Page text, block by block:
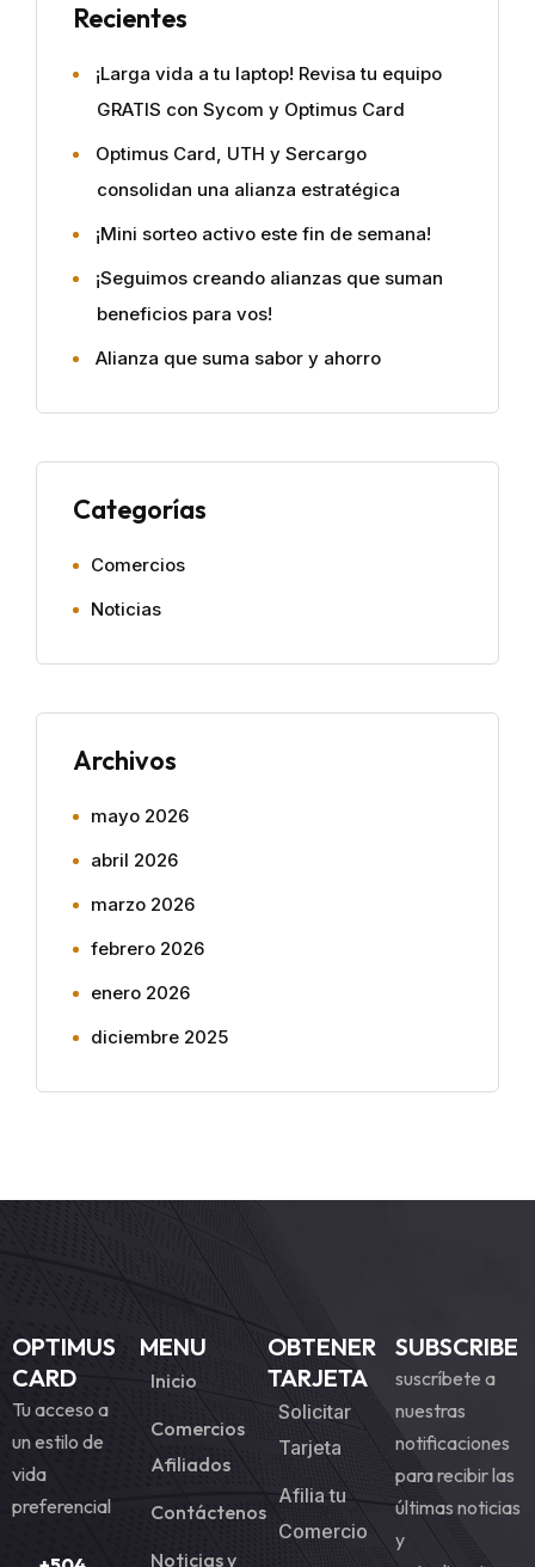
Recientes
¡Larga vida a tu laptop! Revisa tu equipo
GRATIS con Sycom y Optimus Card
Optimus Card, UTH y Sercargo
consolidan una alianza estratégica
¡Mini sorteo activo este fin de semana!
¡Seguimos creando alianzas que suman
beneficios para vos!
Alianza que suma sabor y ahorro
Categorías
Comercios
Noticias
Archivos
mayo 2026
abril 2026
marzo 2026
febrero 2026
enero 2026
diciembre 2025
OPTIMUS
CARD
Tu acceso a
un estilo de
vida
preferencial
MENU
Inicio
Comercios
Afiliados
Contáctenos
Noticias y
OBTENER
TARJETA
Solicitar
Tarjeta
Afilia tu
Comercio
SUBSCRIBE
suscríbete a
nuestras
notificaciones
para recibir las
últimas noticias
y